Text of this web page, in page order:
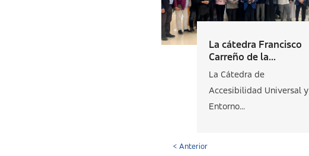
La cátedra Francisco
Carreño de la...
La Cátedra de
Accesibilidad Universal y
Entorno...
< Anterior